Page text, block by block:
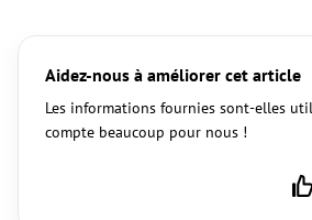
Aidez-nous à améliorer cet article
Les informations fournies sont-elles
compte beaucoup pour nous !